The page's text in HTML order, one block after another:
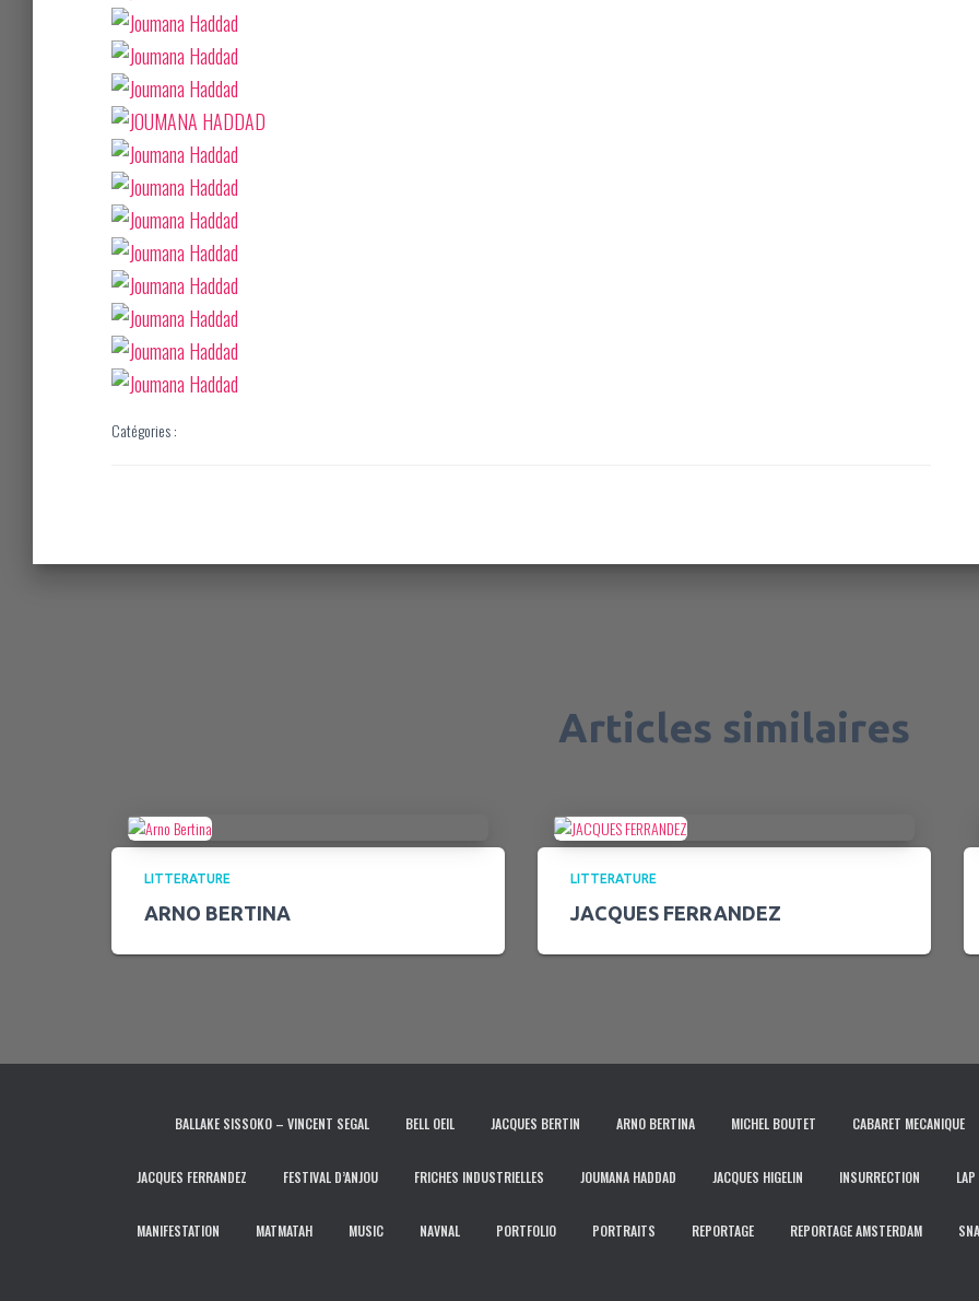
Catégories :
Articles similaires
LITTERATURE
ARNO BERTINA
LITTERATURE
JACQUES FERRANDEZ
BALLAKE SISSOKO – VINCENT SEGAL BELL OEIL JACQUES BERTIN ARNO BERTINA MICHEL BOUTET CABARET MECANIQUE
JACQUES FERRANDEZ FESTIVAL D’ANJOU FRICHES INDUSTRIELLES JOUMANA HADDAD JACQUES HIGELIN INSURRECTION LAP
MANIFESTATION MATMATAH MUSIC NAVNAL PORTFOLIO PORTRAITS REPORTAGE REPORTAGE AMSTERDAM